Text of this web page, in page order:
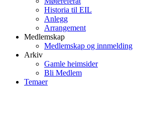
Historia til EIL
Anlegg
Arrangement
Medlemskap
Medlemskap og innmelding
Arkiv
Gamle heimsider
Bli Medlem
Temaer